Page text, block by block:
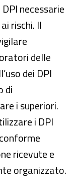
necessarie
rischi. Il
delle
dei DPI
di
i superiori.
i DPI
ricevute e
organizzato.